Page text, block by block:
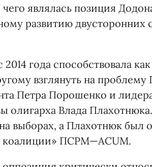
являлась позиция
развитию двусторонних
года способствовала
взглянуть на проблему
Петра Порошенко и
Влада
выборах, а Плахотнюк был
коалиции» ПСРМ—ACUM.